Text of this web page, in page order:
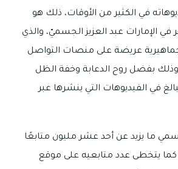
في الكثير من الأوقات، ذلك هو
الإمارات عبد العزيز الجسميّ، والذي
عريضة على منصات التواصل
وذلك بفضل روح الدعابة وخفة الظل
في الفيديوهات التي ينشرها عبر
ما يزيد عن أحد عشر مليون متابعًا
كما يتخطى عدد متابعيه على موقع